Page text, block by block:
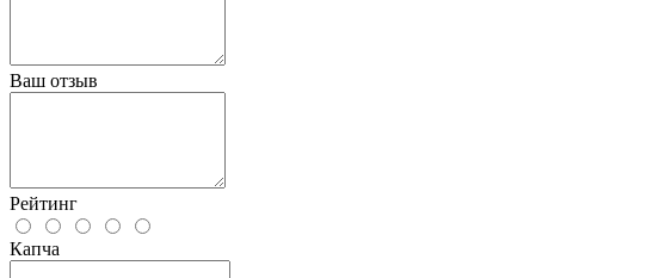
Ваш отзыв
Рейтинг
Капча